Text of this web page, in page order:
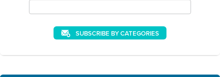
SUBSCRIBE BY CATEGORIES